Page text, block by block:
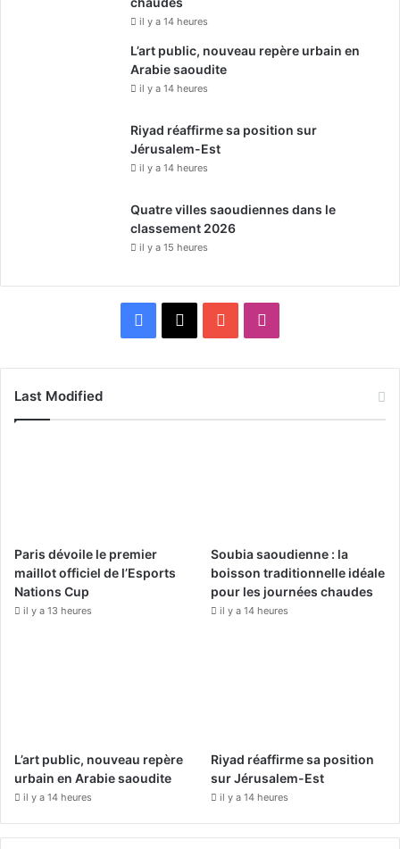
il y a 14 heures
L’art public, nouveau repère urbain en
Arabie saoudite
il y a 14 heures
Riyad réaffirme sa position sur
Jérusalem-Est
il y a 14 heures
Quatre villes saoudiennes dans le
classement 2026
il y a 15 heures
k
a
m
Last Modified
Paris dévoile le premier
maillot officiel de l’Esports
Nations Cup
il y a 13 heures
Soubia saoudienne : la
boisson traditionnelle idéale
pour les journées chaudes
il y a 14 heures
L’art public, nouveau repère
urbain en Arabie saoudite
il y a 14 heures
Riyad réaffirme sa position
sur Jérusalem-Est
il y a 14 heures